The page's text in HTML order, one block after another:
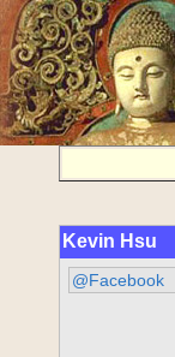
Kevin Hsu
@Facebook